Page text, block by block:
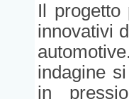
Il progetto
innovativi
indagine
in